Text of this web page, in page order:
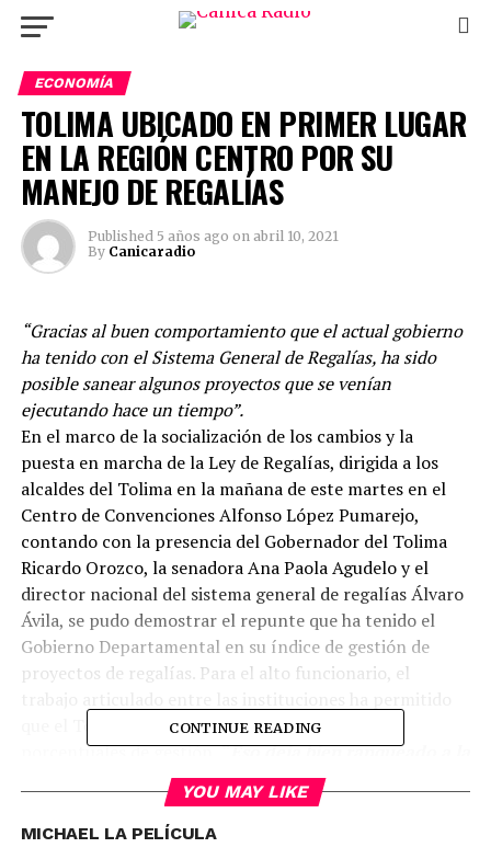
ECONOMÍA
TOLIMA UBICADO EN PRIMER LUGAR
EN LA REGIÓN CENTRO POR SU
MANEJO DE REGALÍAS
Published 5 años ago on abril 10, 2021
By Canicaradio
“Gracias al buen comportamiento que el actual gobierno
ha tenido con el Sistema General de Regalías, ha sido
posible sanear algunos proyectos que se venían
ejecutando hace un tiempo”.
En el marco de la socialización de los cambios y la
puesta en marcha de la Ley de Regalías, dirigida a los
alcaldes del Tolima en la mañana de este martes en el
Centro de Convenciones Alfonso López Pumarejo,
contando con la presencia del Gobernador del Tolima
Ricardo Orozco, la senadora Ana Paola Agudelo y el
director nacional del sistema general de regalías Álvaro
Ávila, se pudo demostrar el repunte que ha tenido el
Gobierno Departamental en su índice de gestión de
proyectos de regalías. Para el alto funcionario, el
que el Tolima haya sido calificado con 68 puntos
porcentuales de gestión,“Eso deja bien ranqueado a la
Gobernación del Tolima y demuestra el compromiso
del gobernador y su equipo; y que de la mano con
Planeación Nacional lo llevan a estar en los primeros
CONTINUE READING
YOU MAY LIKE
MICHAEL LA PELÍCULA